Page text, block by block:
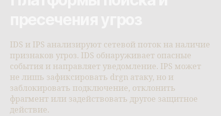
IDS и IPS анализируют сетевой поток на наличие
признаков угроз. IDS обнаруживает опасные
события и направляет уведомление. IPS может
не лишь зафиксировать drgn атаку, но и
заблокировать подключение, отклонить
фрагмент или задействовать другое защитное
действие.